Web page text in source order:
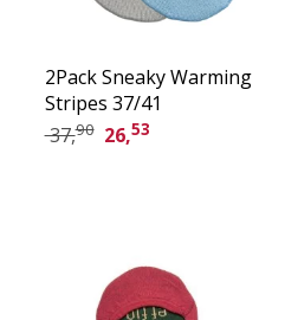
2Pack Sneaky Warming
Stripes 37/41
37,90 26,53